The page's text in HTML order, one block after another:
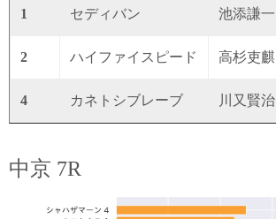
1 セディバン 池添謙一
2 ハイファイスピード 高杉吏麒
4 カネトシブレーブ 川又賢治
中京 7R